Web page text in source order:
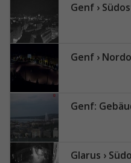
Genf ›
Genf › Nordosten:
Genf:
Glarus ›